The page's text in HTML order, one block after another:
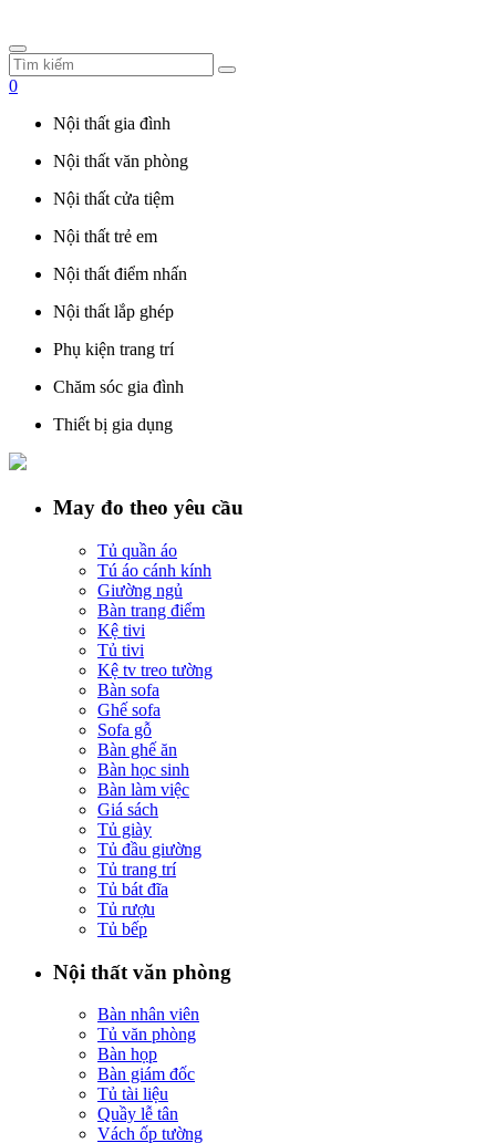
0
Nội thất gia đình
Nội thất văn phòng
Nội thất cửa tiệm
Nội thất trẻ em
Nội thất điểm nhấn
Nội thất lắp ghép
Phụ kiện trang trí
Chăm sóc gia đình
Thiết bị gia dụng
May đo theo yêu cầu
Tủ quần áo
Tú áo cánh kính
Giường ngủ
Bàn trang điểm
Kệ tivi
Tủ tivi
Kệ tv treo tường
Bàn sofa
Ghế sofa
Sofa gỗ
Bàn ghế ăn
Bàn học sinh
Bàn làm việc
Giá sách
Tủ giày
Tủ đầu giường
Tủ trang trí
Tủ bát đĩa
Tủ rượu
Tủ bếp
Nội thất văn phòng
Bàn nhân viên
Tủ văn phòng
Bàn họp
Bàn giám đốc
Tủ tài liệu
Quầy lễ tân
Vách ốp tường